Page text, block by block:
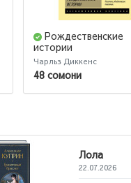
Рождественские
истории
Чарльз Диккенс
48 сомони